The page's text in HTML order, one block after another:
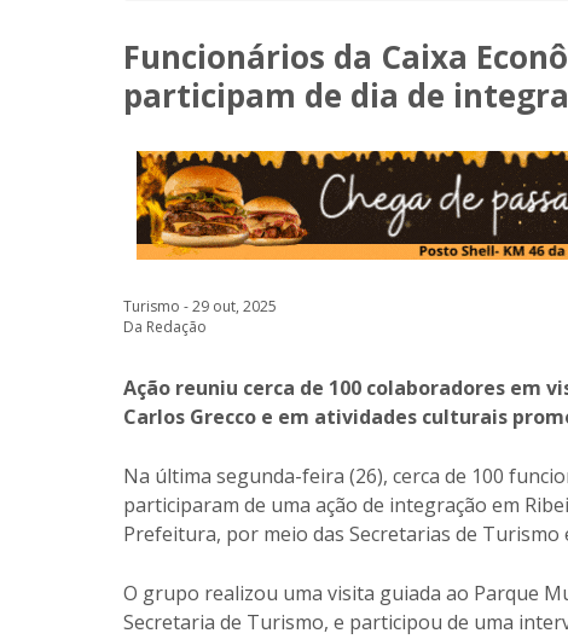
Funcionários da Caixa
participam de dia de
Turismo - 29 out, 2025
Da Redação
Ação reuniu cerca de 100 colaboradores em
Carlos Grecco e em atividades culturais
Na última segunda-feira (26), cerca de 100
participaram de uma ação de integração em
Prefeitura, por meio das Secretarias de Turismo
O grupo realizou uma visita guiada ao Parque
Secretaria de Turismo, e participou de uma